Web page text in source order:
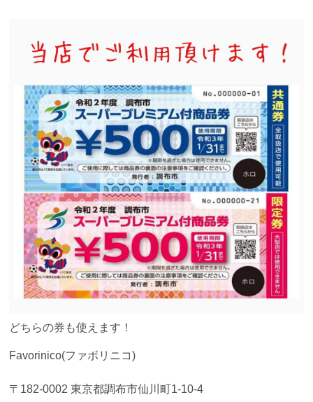
どちらの券も使えます！
Favorinico(ファボリニコ)
〒182-0002 東京都調布市仙川町1-10-4